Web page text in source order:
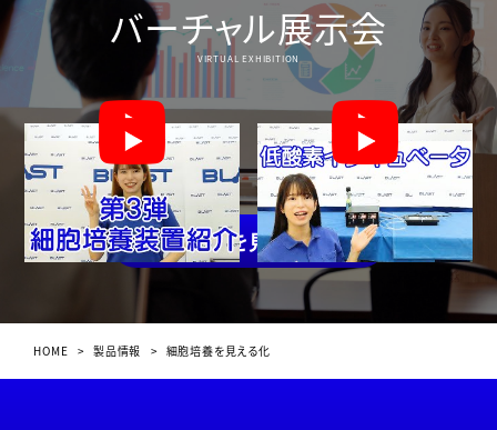
バーチャル展示会
VIRTUAL EXHIBITION
一覧を見る
HOME > 製品情報 > 細胞培養を見える化